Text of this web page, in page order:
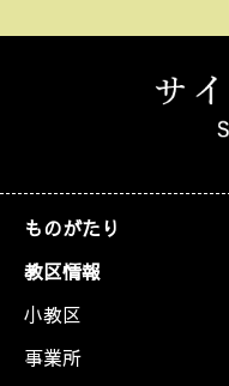
ものがたり
教区情報
小教区
事業所